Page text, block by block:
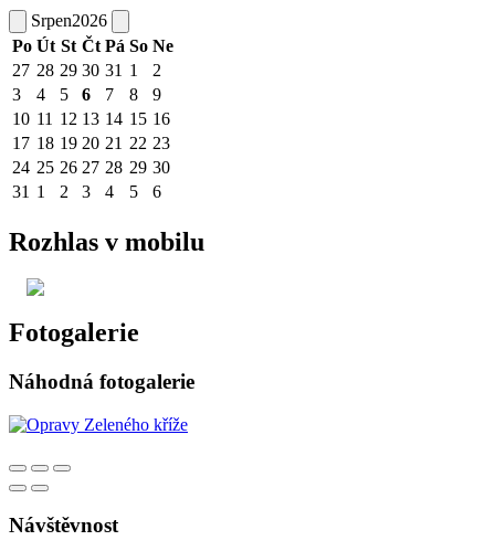
Srpen2026
Po Út St Čt Pá So Ne
27 28 29 30 31 1
2
3
4 5 6 7 8
9
10 11 12 13 14 15 16
17 18 19 20 21 22 23
24 25 26 27 28 29 30
31 1 2 3 4 5 6
Rozhlas v mobilu
Fotogalerie
Náhodná fotogalerie
Návštěvnost